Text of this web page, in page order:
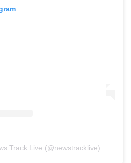
Track Live (@newstracklive)